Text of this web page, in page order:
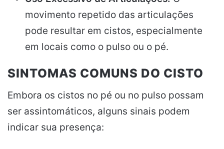
movimento repetido das articulações
pode resultar em cistos, especialmente
em locais como o pulso ou o pé.
SINTOMAS COMUNS DO CISTO
Embora os cistos no pé ou no pulso possam
ser assintomáticos, alguns sinais podem
indicar sua presença: